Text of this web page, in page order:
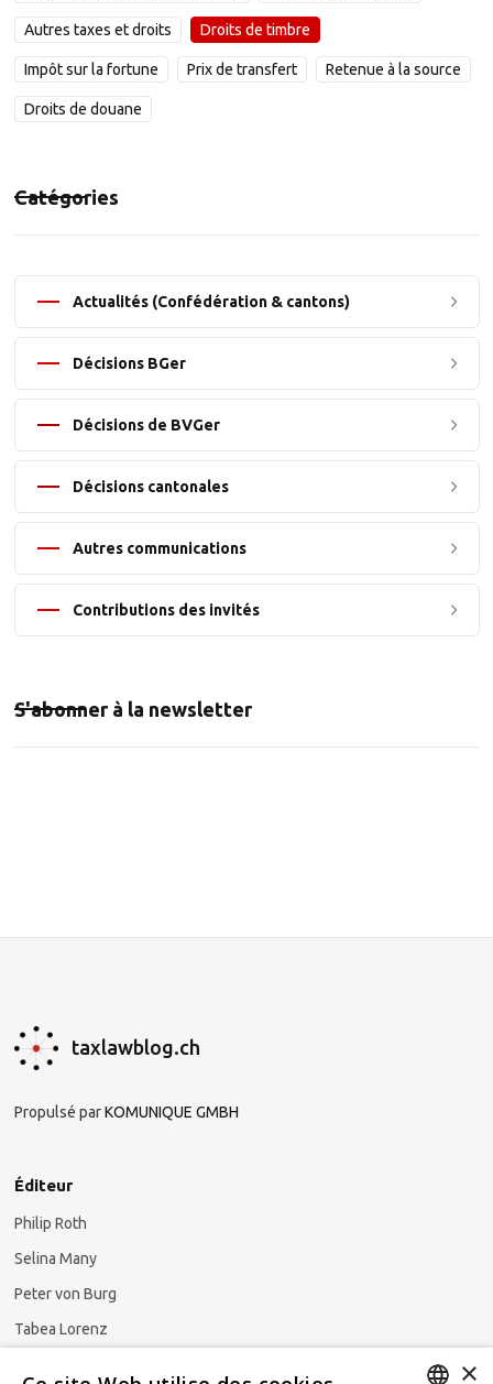
Autres taxes et droits Droits de timbre
Impôt sur la fortune Prix de transfert Retenue à la source
Droits de douane
Catégories
Actualités (Confédération & cantons)
Décisions BGer
Décisions de BVGer
Décisions cantonales
Autres communications
Contributions des invités
S'abonner à la newsletter
taxlawblog.ch
Propulsé parKOMUNIQUE GMBH
Éditeur
Philip Roth
Selina Many
Peter von Burg
Tabea Lorenz
×